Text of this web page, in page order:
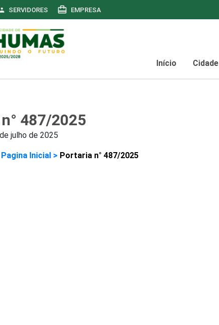
SERVIDORES card_travel EMPRESA
Início Cidade
487/2025
julho de 2025
Pagina Inicial > Portaria n° 487/2025